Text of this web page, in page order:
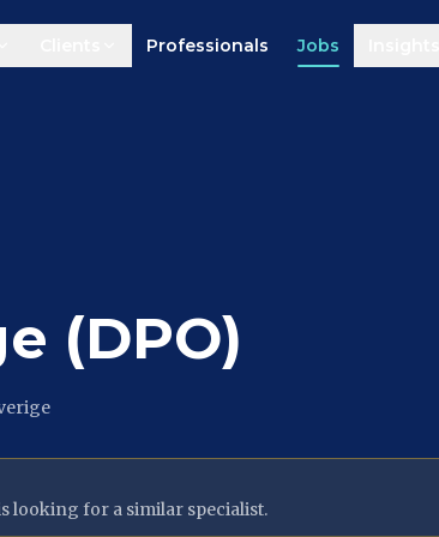
Professionals Jobs
(DPO)
looking for a similar specialist.